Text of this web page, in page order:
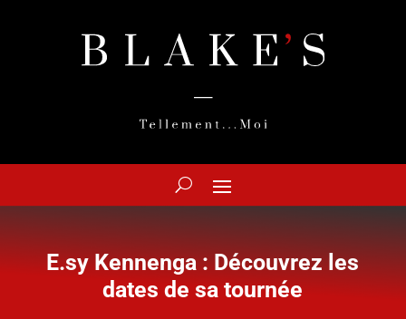
E.sy Kennenga : Découvrez les
dates de sa tournée